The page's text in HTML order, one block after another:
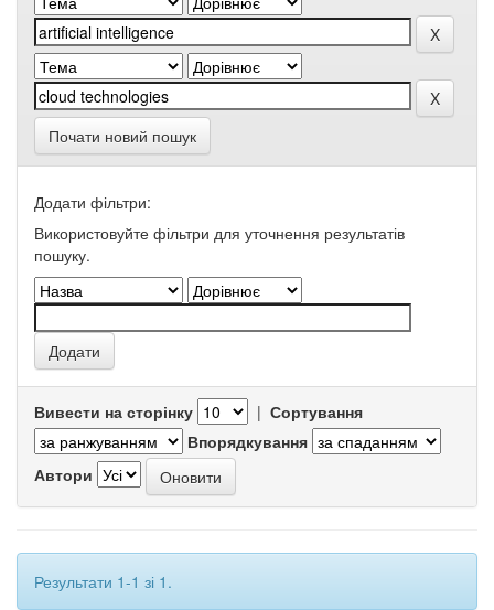
Почати новий пошук
Додати фільтри:
Використовуйте фільтри для уточнення результатів
пошуку.
Вивести на сторінку | Сортування
Впорядкування
Автори
Результати 1-1 зі 1.